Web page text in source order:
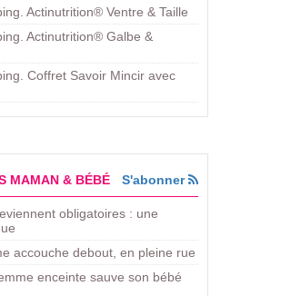
Actinutrition® Ventre & Taille
Actinutrition® Galbe &
​Coffret Savoir Mincir avec
MAMAN & BÉBÉ S'abonner
obligatoires : une
accouche debout, en pleine rue
enceinte sauve son bébé